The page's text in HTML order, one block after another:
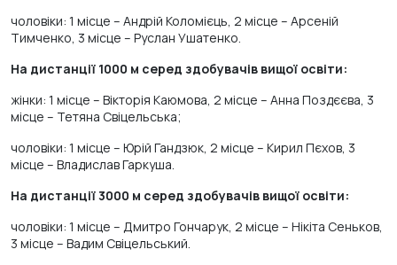
чоловіки: 1 місце – Андрій Коломієць, 2 місце – Арсеній
Тимченко, 3 місце – Руслан Ушатенко.
На дистанції 1000 м серед здобувачів вищої освіти:
жінки: 1 місце – Вікторія Каюмова, 2 місце – Анна Поздєєва, 3
місце – Тетяна Свіцельська;
чоловіки: 1 місце – Юрій Гандзюк, 2 місце – Кирил Пєхов, 3
місце – Владислав Гаркуша.
На дистанції 3000 м серед здобувачів вищої освіти:
чоловіки: 1 місце – Дмитро Гончарук, 2 місце – Нікіта Сеньков,
3 місце – Вадим Свіцельський.